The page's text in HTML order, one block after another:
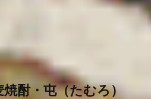
酎・屯（たむろ）